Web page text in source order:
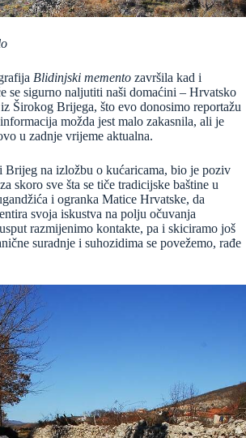
Blidinjski memento završila kad i
se sigurno naljutiti naši domaćini – Hrvatsko
Širokog Brijega, što evo donosimo reportažu
možda jest malo zakasnila, ali je
u zadnje vrijeme aktualna.
Brijeg na izložbu o kućaricama, bio je poziv
skoro sve šta se tiče tradicijske baštine u
i ogranka Matice Hrvatske, da
svoja iskustva na polju očuvanja
razmijenimo kontakte, pa i skiciramo još
suradnje i suhozidima se povežemo, rađe